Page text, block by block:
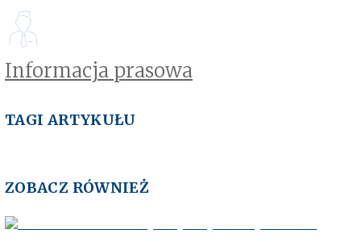
Informacja prasowa
TAGI ARTYKUŁU
ZOBACZ RÓWNIEŻ